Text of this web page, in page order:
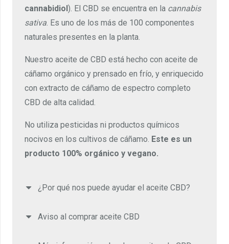
cannabidiol ). El CBD se encuentra en la cannabis
sativa. Es uno de los más de 100 componentes
naturales presentes en la planta.
Nuestro aceite de CBD está hecho con aceite de
cáñamo orgánico y prensado en frío, y enriquecido
con extracto de cáñamo de espectro completo
CBD de alta calidad.
No utiliza pesticidas ni productos químicos
nocivos en los cultivos de cáñamo. Este es un
producto 100% orgánico y vegano.
¿Por qué nos puede ayudar el aceite CBD?
Aviso al comprar aceite CBD